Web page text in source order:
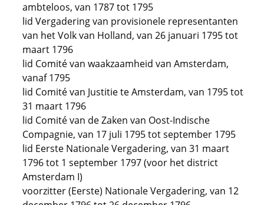
ambteloos, van 1787 tot 1795
lid Vergadering van provisionele representanten
van het Volk van Holland, van 26 januari 1795 tot
maart 1796
lid Comité van waakzaamheid van Amsterdam,
vanaf 1795
lid Comité van Justitie te Amsterdam, van 1795 tot
31 maart 1796
lid Comité van de Zaken van Oost-Indische
Compagnie, van 17 juli 1795 tot september 1795
lid Eerste Nationale Vergadering, van 31 maart
1796 tot 1 september 1797 (voor het district
Amsterdam I)
voorzitter (Eerste) Nationale Vergadering, van 12